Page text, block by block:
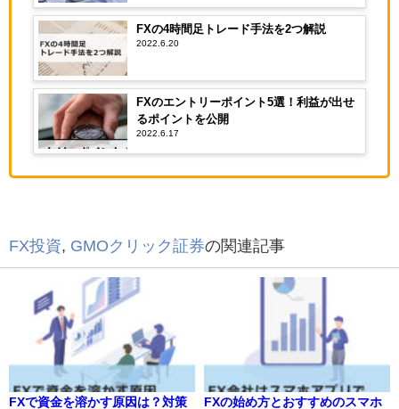
FXの4時間足トレード手法を2つ解説
2022.6.20
FXのエントリーポイント5選！利益が出せ
るポイントを公開
2022.6.17
FX投資 GMOクリック証券の関連記事
FXで資金を溶かす原因は？対策
FXの始め方とおすすめのスマホ